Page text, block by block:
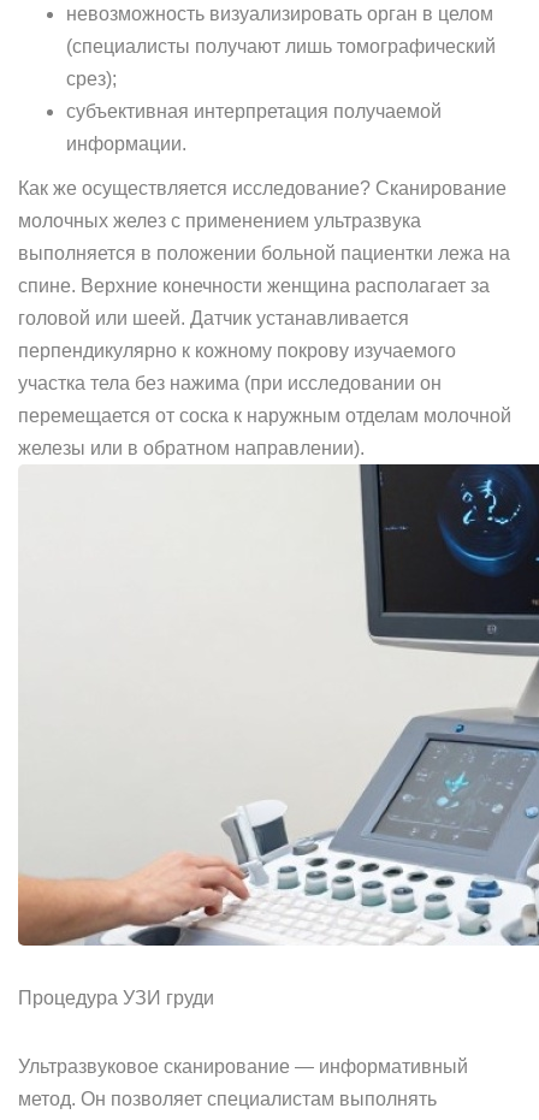
невозможность визуализировать орган в целом
(специалисты получают лишь томографический
срез);
субъективная интерпретация получаемой
информации.
Как же осуществляется исследование? Сканирование
молочных желез с применением ультразвука
выполняется в положении больной пациентки лежа на
спине. Верхние конечности женщина располагает за
головой или шеей. Датчик устанавливается
перпендикулярно к кожному покрову изучаемого
участка тела без нажима (при исследовании он
перемещается от соска к наружным отделам молочной
железы или в обратном направлении).
Процедура УЗИ груди
Ультразвуковое сканирование — информативный
метод. Он позволяет специалистам выполнять